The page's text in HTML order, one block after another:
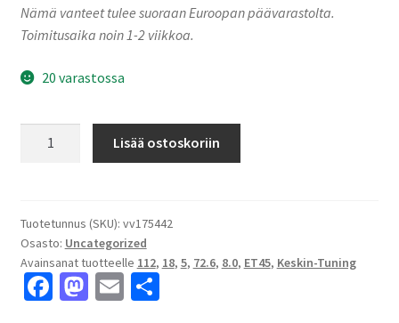
Nämä vanteet tulee suoraan Euroopan päävarastolta.
Toimitusaika noin 1-2 viikkoa.
20 varastossa
Black
Painted
8.0x18"
5x112
Lisää ostoskoriin
Tuotetunnus (SKU): vv175442
Osasto: Uncategorized
Avainsanat tuotteelle 112, 18, 5, 72.6, 8.0, ET45, Keskin-Tuning
Fa M E S